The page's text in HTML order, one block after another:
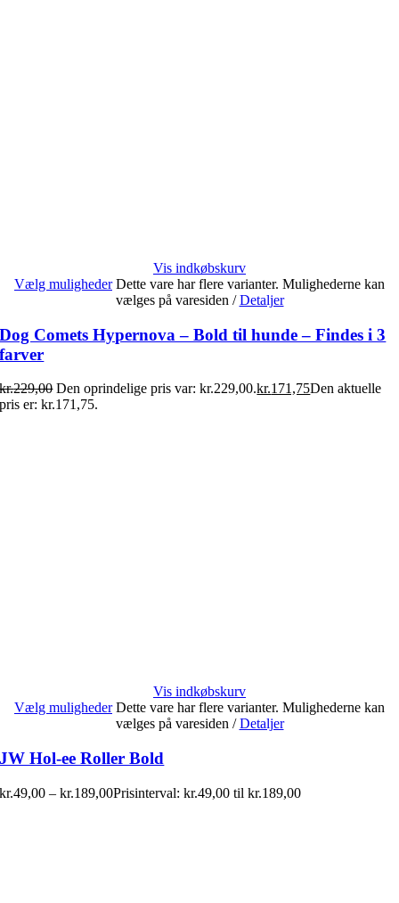
Vis indkøbskurv
Vælg muligheder Dette vare har flere varianter. Mulighederne kan
vælges på varesiden / Detaljer
Dog Comets Hypernova – Bold til hunde – Findes i 3
farver
kr.229,00 Den oprindelige pris var: kr.229,00.kr.171,75Den aktuelle
pris er: kr.171,75.
Vis indkøbskurv
Vælg muligheder Dette vare har flere varianter. Mulighederne kan
vælges på varesiden / Detaljer
JW Hol-ee Roller Bold
kr.49,00 – kr.189,00Prisinterval: kr.49,00 til kr.189,00